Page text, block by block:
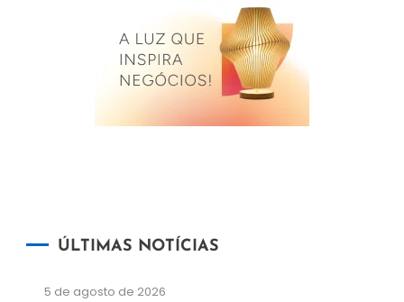
ÚLTIMAS NOTÍCIAS
5 de agosto de 2026